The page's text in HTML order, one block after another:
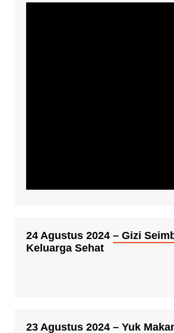
24 Agustus 2024 – Gizi
Keluarga Sehat
23 Agustus 2024 – Yuk